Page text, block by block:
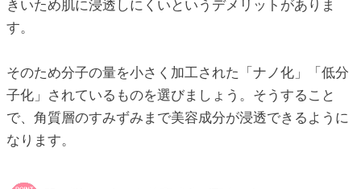
きいため肌に浸透しにくいというデメリットがありま
す。
そのため分子の量を小さく加工された「ナノ化」「低分
子化」されているものを選びましょう。そうすること
で、角質層のすみずみまで美容成分が浸透できるように
なります。